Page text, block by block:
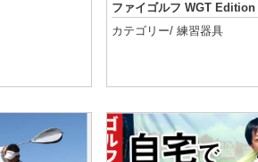
ファイゴルフ WGT Edition
カテゴリー/ 練習器具